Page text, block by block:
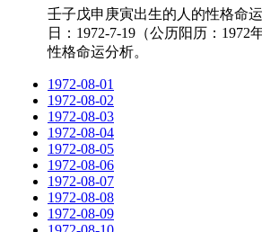
壬子戊申庚寅出生的人的性格命
日：1972-7-19（公历阳历：1972
性格命运分析。
1972-08-01
1972-08-02
1972-08-03
1972-08-04
1972-08-05
1972-08-06
1972-08-07
1972-08-08
1972-08-09